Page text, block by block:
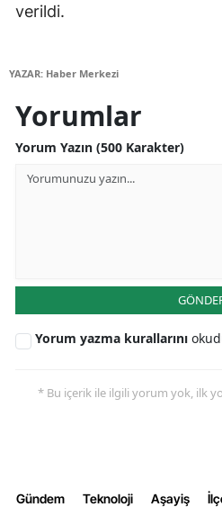
verildi.
YAZAR: Haber Merkezi
Yorumlar
Yorum Yazın (500 Karakter)
Yorum yazma kurallarını
* Bu içerik ile ilgili yorum yok, ilk
Gündem Teknoloji Aşayiş